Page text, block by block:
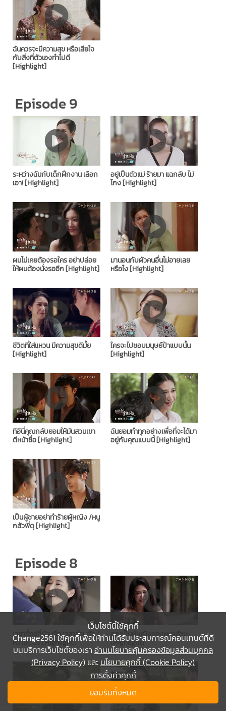
ฉันควรจะมีความสุข หรือเสียใจ
กับสิ่งที่ตัวเองทำไปดี
[Highlight]
Episode 9
ระหว่างฉันกับเด็กฝึกงาน เลือก
เอา! [Highlight]
อยู่เป็นตัวแม่ ร้ายมา แฉกลับ ไม่
โกง [Highlight]
ผมไม่เคยต้องรอใคร อย่าปล่อย
ให้ผมต้องนั่งรออีก [Highlight]
มานอนกับผัวคนอื่นไม่อายเลย
หรือไง [Highlight]
ชีวิตที่ใส่แหวน มีความสุขดีมั้ย
[Highlight]
ใครจะไปชอบมนุษย์ป้าแบบนั้น
[Highlight]
ทีอีนี่คุณกลับยอมให้มันสวมเขา
ตีหน้าซื่อ [Highlight]
ฉันยอมทำทุกอย่างเพื่อที่จะได้มา
อยู่กับคุณแบบนี้ [Highlight]
เป็นผู้ชายอย่าทำร้ายผู้หญิง /หนู
กลัวพี่ดุ [Highlight]
Episode 8
เวลาที่อยู่ที่บ้านคือ เวลาส่วนตัว /
หวานเว่อร์ [Highlight]
คุณเป็นผู้หญิงของผมแล้วนะ
[Highlight]
เว็บไซต์นี้ใช้คุกกี้
Change2561 ใช้คุกกี้เพื่อให้ท่านได้รับประสบการณ์คอนเทนต์ที่ดี
บนบริการเว็บไซต์ของเรา อ่านนโยบายคุ้มครองข้อมูลส่วนบุคคล
(Privacy Policy) และ นโยบายคุกกี้ (Cookie Policy)
การตั้งค่าคุกกี้
ยอมรับทั้งหมด